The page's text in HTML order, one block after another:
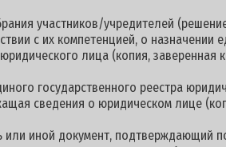
участников/учредителей (решение
с их компетенцией, о
лица (копия, заверенная
государственного реестра
сведения о юридическом лице
иной документ, подтверждающий